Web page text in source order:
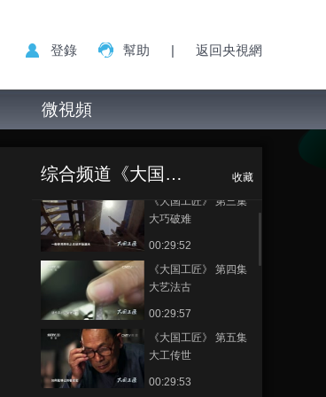
登錄 幫助 | 返回央視網
微視頻
综合频道《大国工匠》 收藏
《大国工匠》 第二集
00:29:51
《大国工匠》 第三集
大巧破难
00:29:52
《大国工匠》 第四集
大艺法古
00:29:57
《大国工匠》 第五集
大工传世
00:29:53